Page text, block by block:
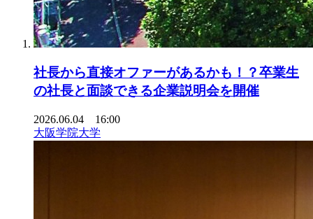
社長から直接オファーがあるかも！？卒業生
の社長と面談できる企業説明会を開催
2026.06.04 16:00
大阪学院大学